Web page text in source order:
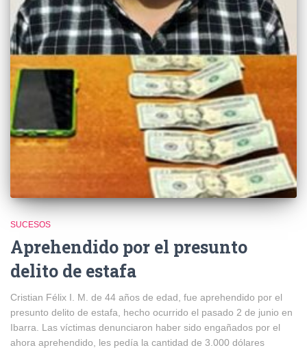
SUCESOS
Aprehendido por el presunto
delito de estafa
Cristian Félix I. M. de 44 años de edad, fue aprehendido por el
presunto delito de estafa, hecho ocurrido el pasado 2 de junio en
Ibarra. Las víctimas denunciaron haber sido engañados por el
ahora aprehendido, les pedía la cantidad de 3.000 dólares